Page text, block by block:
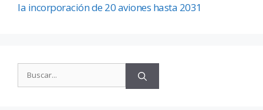
la incorporación de 20 aviones hasta 2031